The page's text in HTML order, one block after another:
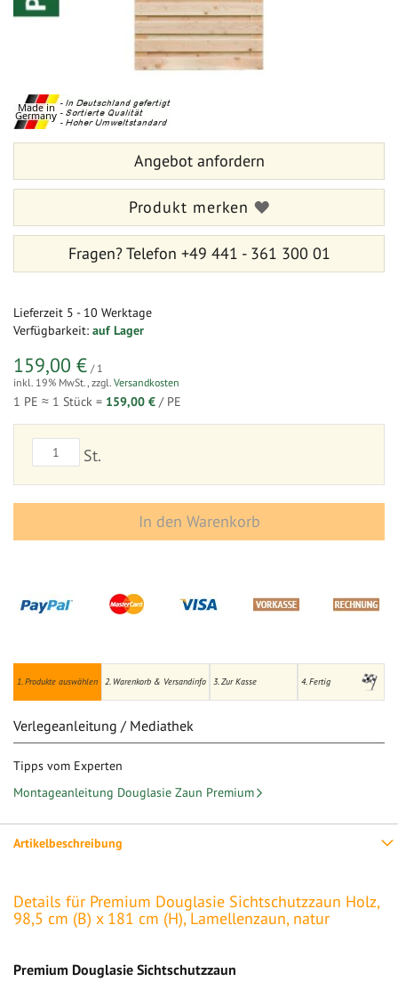
1. Produkte auswählen 2. Warenkorb & Versandinfo 3. Zur Kasse 4. Fertig
Lieferzeit 5 - 10 Werktage
Verfügbarkeit: auf Lager
159,00 € / 1
inkl. 19% MwSt. zzgl. Versandkosten
1 PE ≈ 1 Stück = 159,00 € / PE
St.
In den Warenkorb
Anfang
der
Angebot anfordern
Produkt merken
Fragen?Telefon +49 441 - 361 300 01
Artikelbeschreibung
Details für Premium Douglasie Sichtschutzzaun Holz,
98,5 cm (B) x 181 cm (H), Lamellenzaun, natur
Premium Douglasie Sichtschutzzaun
Verlegeanleitung / Mediathek
Tipps vom Experten
Montageanleitung Douglasie Zaun Premium